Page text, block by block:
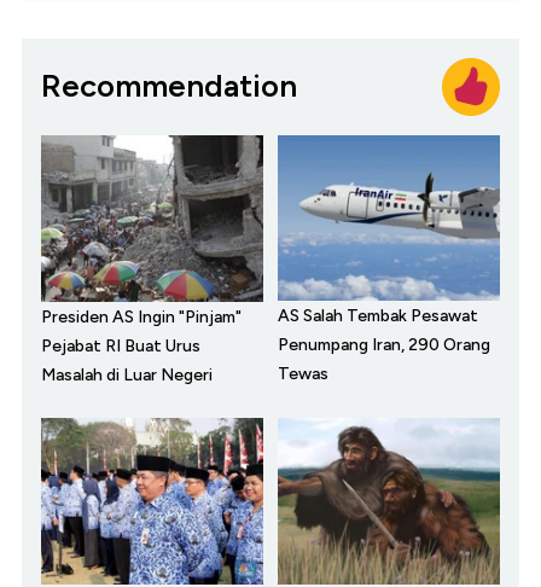
Recommendation
Presiden AS Ingin "Pinjam"
Pejabat RI Buat Urus
Masalah di Luar Negeri
AS Salah Tembak Pesawat
Penumpang Iran, 290 Orang
Tewas